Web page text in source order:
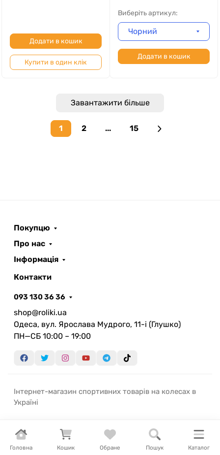
Головна Кошик Обране Пошук Каталог
Додати в кошик
Купити в один клік
Виберіть артикул:
Чорний
Додати в кошик
Завантажити більше
1 2 ... 15
Next page
Покупцю
Про нас
Інформація
Контакти
093 130 36 36
shop@roliki.ua
Одеса, вул. Ярослава Мудрого, 11-i (Глушко)
ПН—СБ 10:00 – 19:00
Інтернет-магазин спортивних товарів на колесах в
Україні